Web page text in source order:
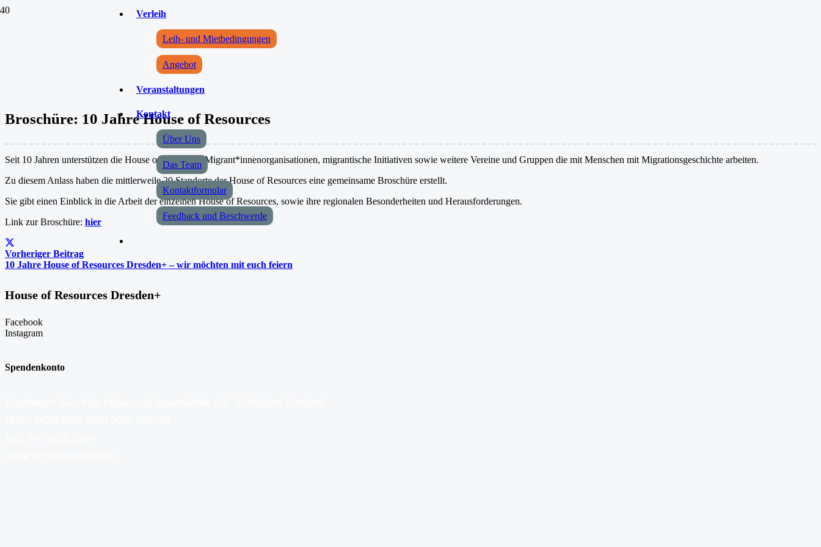
Verleih
Leih- und Mietbedingungen
Angebot
Veranstaltungen
Kontakt
Über Uns
Das Team
Kontaktformular
Feedback und Beschwerde
Broschüre: 10 Jahre House of Resources
Seit 10 Jahren unterstützen die House of Resources Migrant*innenorganisationen, migrantische Initiativen sowie weitere Vereine und Gruppen die mit Menschen mit Migrationsgeschichte arbeiten.
Zu diesem Anlass haben die mittlerweile 20 Standorte der House of Resources eine gemeinsame Broschüre erstellt.
Sie gibt einen Einblick in die Arbeit der einzelnen House of Resources, sowie ihre regionalen Besonderheiten und Herausforderungen.
Link zur Broschüre: hier
Vorheriger Beitrag
10 Jahre House of Resources Dresden+ – wir möchten mit euch feiern
House of Resources Dresden+
Facebook
Instagram
Spendenkonto